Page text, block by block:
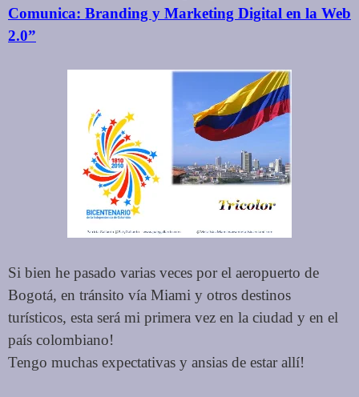
Comunica: Branding y Marketing Digital en la Web
2.0”
Si bien he pasado varias veces por el aeropuerto de
Bogotá, en tránsito vía Miami y otros destinos
turísticos, esta será mi primera vez en la ciudad y en el
país colombiano!
Tengo muchas expectativas y ansias de estar allí!